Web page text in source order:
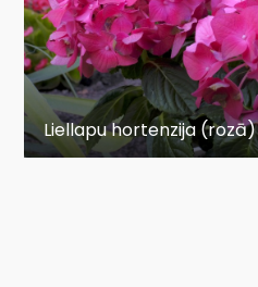
Liellapu hortenzija (rozā)